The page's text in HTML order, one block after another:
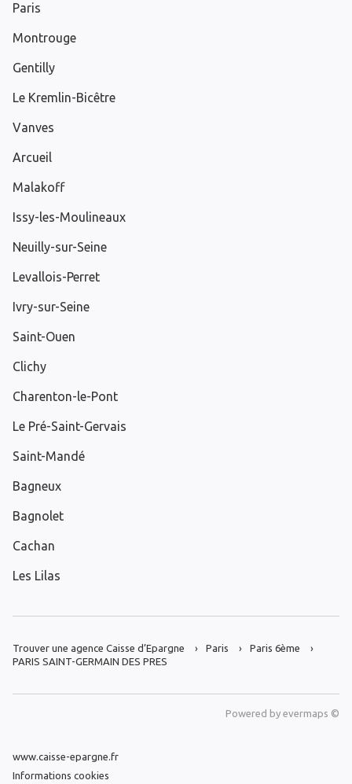
Paris
Montrouge
Gentilly
Le Kremlin-Bicêtre
Vanves
Arcueil
Malakoff
Issy-les-Moulineaux
Neuilly-sur-Seine
Levallois-Perret
Ivry-sur-Seine
Saint-Ouen
Clichy
Charenton-le-Pont
Le Pré-Saint-Gervais
Saint-Mandé
Bagneux
Bagnolet
Cachan
Les Lilas
Trouver une agence Caisse d’Epargne Paris
Paris 6ème
PARIS SAINT-GERMAIN DES PRES
Powered by evermaps ©
www.caisse-epargne.fr
Informations cookies